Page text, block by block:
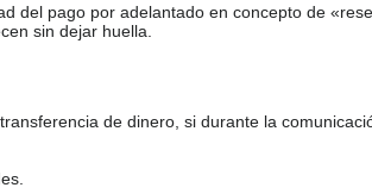
del pago por adelantado en concepto de
sin dejar huella.
de dinero, si durante la